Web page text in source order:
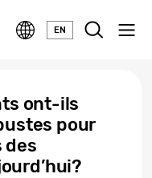
EN
ont-ils
pour
des